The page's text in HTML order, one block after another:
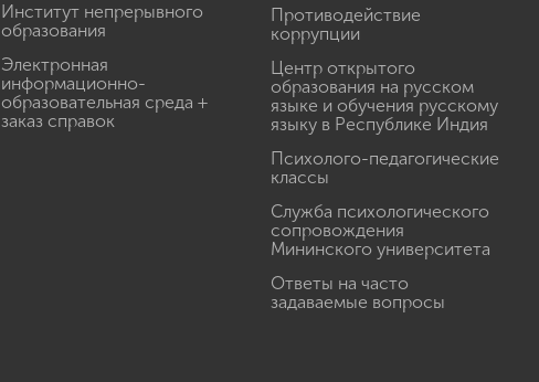
Институт непрерывного
образования
Электронная
информационно-
образовательная среда +
заказ справок
Противодействие
коррупции
Центр открытого
образования на русском
языке и обучения русскому
языку в Республике Индия
Психолого-педагогические
классы
Служба психологического
сопровождения
Мининского университета
Ответы на часто
задаваемые вопросы